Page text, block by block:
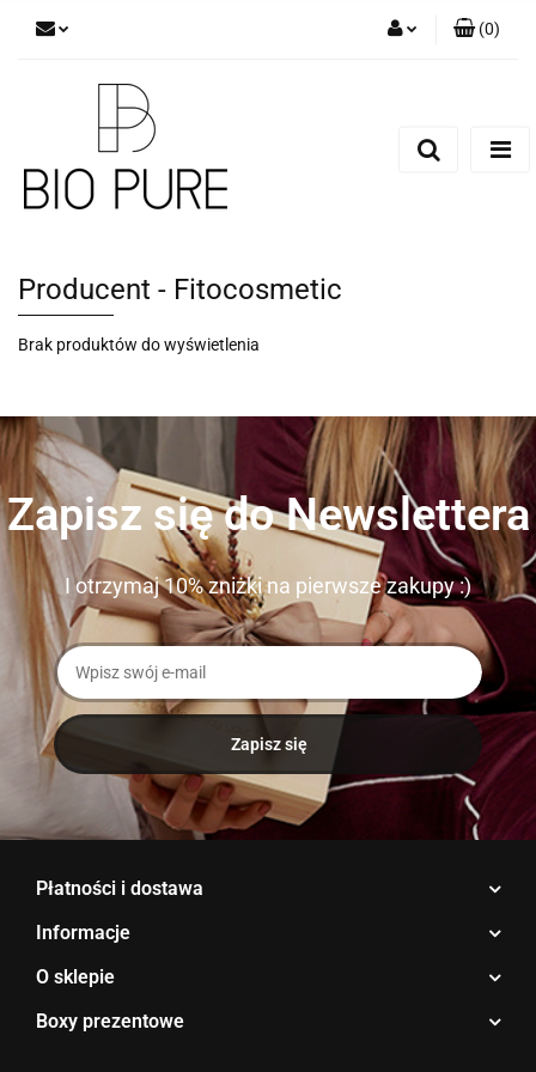
(0)
Producent - Fitocosmetic
Brak produktów do wyświetlenia
Zapisz się do Newslettera
I otrzymaj 10% zniżki na pierwsze zakupy :)
Płatności i dostawa
Informacje
O sklepie
Boxy prezentowe